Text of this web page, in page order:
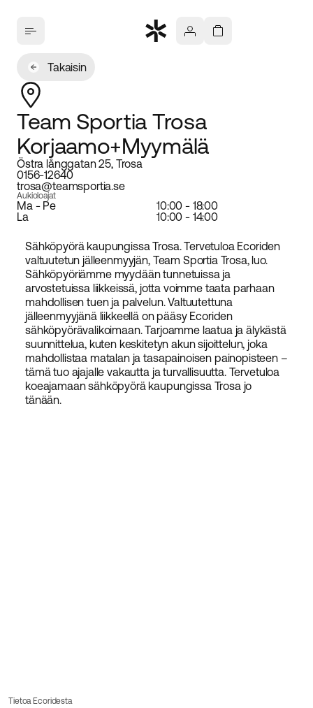
Takaisin
Team Sportia Trosa
Korjaamo+Myymälä
Östra långgatan 25, Trosa
0156-12640
trosa@teamsportia.se
Aukioloajat
Ma - Pe
10:00 - 18:00
La
10:00 - 14:00
Sähköpyörä kaupungissa Trosa. Tervetuloa Ecoriden
valtuutetun jälleenmyyjän, Team Sportia Trosa, luo.
Sähköpyöriämme myydään tunnetuissa ja
arvostetuissa liikkeissä, jotta voimme taata parhaan
mahdollisen tuen ja palvelun. Valtuutettuna
jälleenmyyjänä liikkeellä on pääsy Ecoriden
sähköpyörävalikoimaan. Tarjoamme laatua ja älykästä
suunnittelua, kuten keskitetyn akun sijoittelun, joka
mahdollistaa matalan ja tasapainoisen painopisteen –
tämä tuo ajajalle vakautta ja turvallisuutta. Tervetuloa
koeajamaan sähköpyörä kaupungissa Trosa jo
tänään.
Tietoa Ecoridesta